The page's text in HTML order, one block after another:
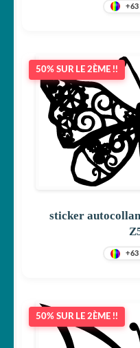
+63
50% SUR LE 2ÈME !!
sticker
+63
50% SUR LE 2ÈME !!